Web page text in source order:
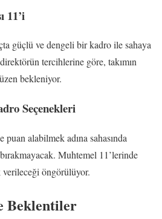
11’i
güçlü ve dengeli bir kadro ile sahaya
tercihlerine göre, takımın
bekleniyor.
Seçenekleri
alabilmek adına sahasında
Muhtemel 11’lerinde
öngörülüyor.
Beklentiler